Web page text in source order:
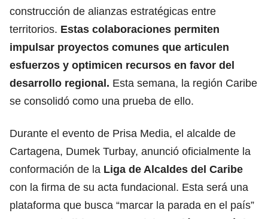
construcción de alianzas estratégicas entre
territorios. Estas colaboraciones permiten
impulsar proyectos comunes que articulen
esfuerzos y optimicen recursos en favor del
desarrollo regional. Esta semana, la región Caribe
se consolidó como una prueba de ello.
Durante el evento de Prisa Media, el alcalde de
Cartagena, Dumek Turbay, anunció oficialmente la
conformación de la Liga de Alcaldes del Caribe
con la firma de su acta fundacional. Esta será una
plataforma que busca “marcar la parada en el país”